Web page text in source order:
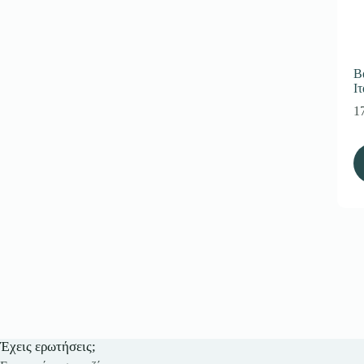
Έχεις ερωτήσεις;